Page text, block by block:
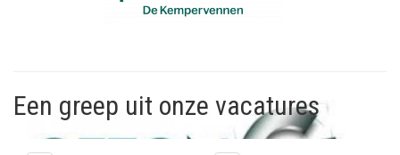
Een greep uit onze vacatures